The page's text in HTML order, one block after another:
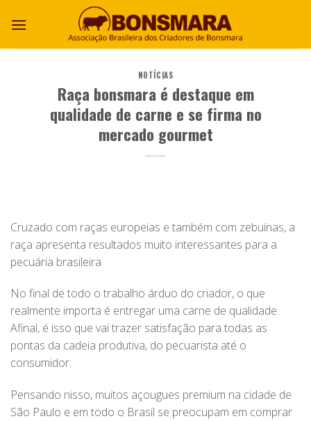
NOTÍCIAS
Raça bonsmara é destaque em
qualidade de carne e se firma no
mercado gourmet
Cruzado com raças europeias e também com zebuínas, a
raça apresenta resultados muito interessantes para a
pecuária brasileira
No final de todo o trabalho árduo do criador, o que
realmente importa é entregar uma carne de qualidade.
Afinal, é isso que vai trazer satisfação para todas as
pontas da cadeia produtiva, do pecuarista até o
consumidor.
Pensando nisso, muitos açougues premium na cidade de
São Paulo e em todo o Brasil se preocupam em comprar